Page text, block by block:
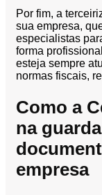
Por fim, a
sua empresa,
especialistas
forma
esteja sempre
normas fiscais,
Como a
na
empresa